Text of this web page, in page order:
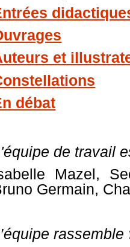
et
débat
de travail
Mazel,
Germain,
rassemble